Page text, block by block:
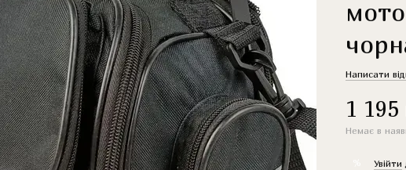
Написати
1 195
Немає в
Увійти